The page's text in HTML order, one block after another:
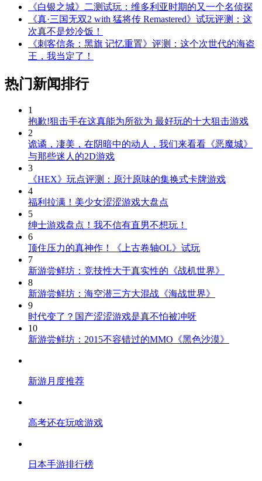
《白银之城》二测试玩：维多利亚时期的又一个名侦探
《真·三国无双2 with 猛将传 Remastered》试玩评测：这
次真不是炒冷饭！
《刺客信条：黑旗 记忆重置》评测：这个次世代的海盗
王，我当定了！
热门新闻排行
1
抱歉!狙击手在这真能为所欲为 最好玩的十大狙击游戏
2
诡谲，凄美，在阴暗中的动人，我们来看看《恶魔城》
与那些迷人的2D游戏
3
《HEX》玩点评测：原汁原味的集换式卡牌游戏
4
福利拉满！美少女涩涩游戏大盘点
5
绅士游戏盘点！我不信有直男不想玩！
6
顶住压力的真神作！《上古卷轴OL》试玩
7
新游尝鲜坊：竞技性大于真实性的《战机世界》
8
新游尝鲜坊：海空潜三方大混战《海战世界》
9
时代变了？国产涩涩游戏是真不怕被冲呀
10
新游尝鲜坊：2015不容错过的MMO《黑色沙漠》
新游月度推荐
高考还在玩啥游戏
日本手游排行榜